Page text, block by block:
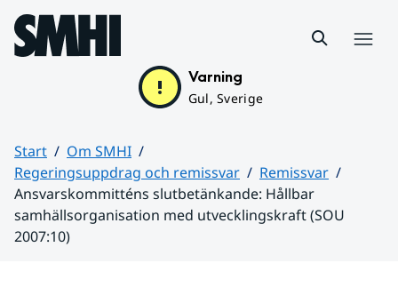
Hoppa till sidans innehåll
Varning
Gul, Sverige
Start
Om SMHI
Regeringsuppdrag och remissvar
Remissvar
Ansvarskommitténs slutbetänkande: Hållbar
samhällsorganisation med utvecklingskraft (SOU
2007:10)